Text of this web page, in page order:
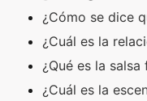
¿Cómo se dice
¿Cuál es la
¿Qué es la salsa
¿Cuál es la